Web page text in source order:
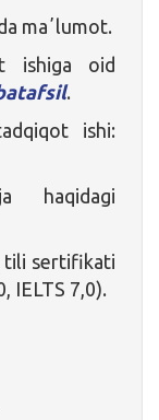
maʼlumot.
ishiga oid
.
ishi:
haqidagi
tili sertifikati
IELTS 7,0).